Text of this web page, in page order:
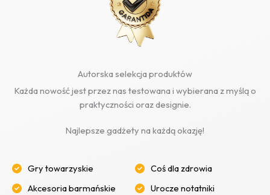
Autorska selekcja produktów
Każda nowość jest przez nas testowana i wybierana z myślą o
praktyczności oraz designie.
Najlepsze gadżety na każdą okazję!
Gry towarzyskie
Akcesoria barmańskie
Coś dla zdrowia
Urocze notatniki